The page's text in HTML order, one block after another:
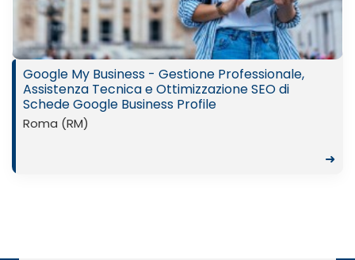
Google My Business - Gestione Professionale,
Assistenza Tecnica e Ottimizzazione SEO di
Schede Google Business Profile
Roma (RM)
➜